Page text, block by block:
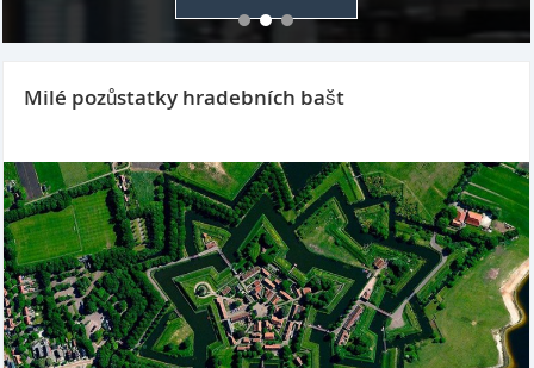
Milé pozůstatky hradebních bašt